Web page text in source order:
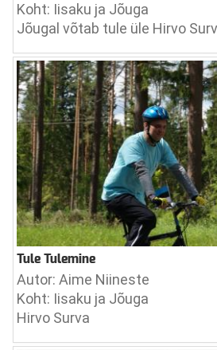
Koht: Iisaku ja Jõuga
Jõugal võtab tule üle Hirvo
Tule Tulemine
Autor: Aime Niineste
Koht: Iisaku ja Jõuga
Hirvo Surva